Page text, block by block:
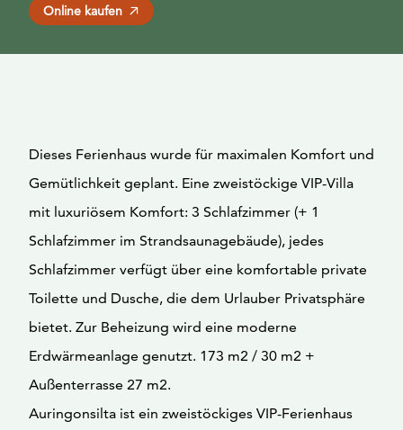
Online kaufen
Dieses Ferienhaus wurde für maximalen Komfort und
Gemütlichkeit geplant. Eine zweistöckige VIP-Villa
mit luxuriösem Komfort: 3 Schlafzimmer (+ 1
Schlafzimmer im Strandsaunagebäude), jedes
Schlafzimmer verfügt über eine komfortable private
Toilette und Dusche, die dem Urlauber Privatsphäre
bietet. Zur Beheizung wird eine moderne
Erdwärmeanlage genutzt. 173 m2 / 30 m2 +
Außenterrasse 27 m2.
Auringonsilta ist ein zweistöckiges VIP-Ferienhaus